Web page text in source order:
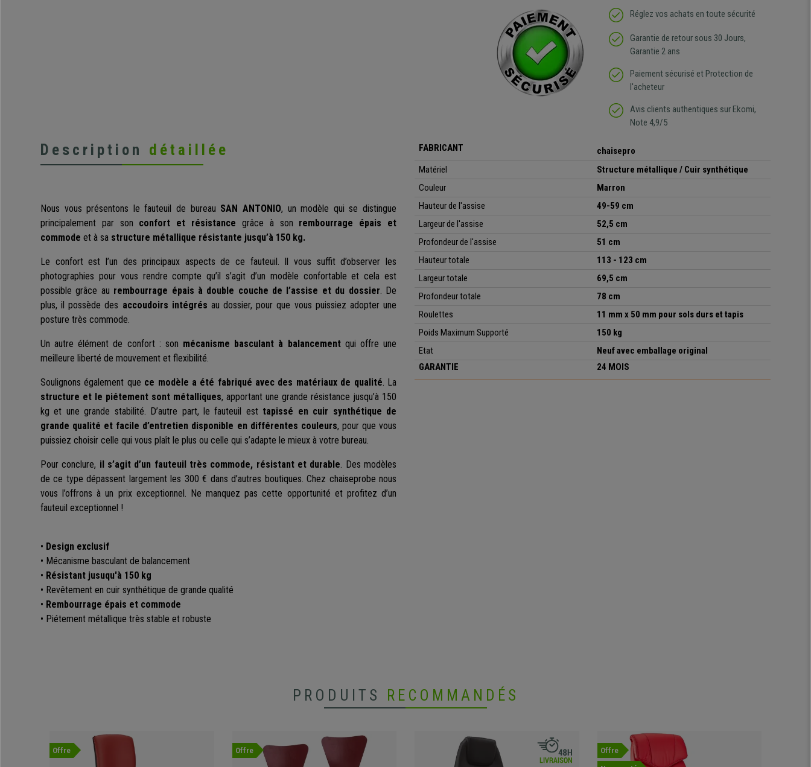
Réglez vos achats en toute sécurité
Garantie de retour sous 30 Jours,
Garantie 2 ans
Paiement sécurisé et Protection de
l'acheteur
Avis clients authentiques sur Ekomi,
Note 4,9/5
Description détaillée
Nous vous présentons le fauteuil de bureau SAN ANTONIO, un modèle qui se distingue
principalement par son confort et résistance grâce à son rembourrage épais et
commode et à sa structure métallique résistante jusqu’à 150 kg.
Le confort est l’un des principaux aspects de ce fauteuil. Il vous suffit d’observer les
photographies pour vous rendre compte qu’il s’agit d’un modèle confortable et cela est
possible grâce au rembourrage épais à double couche de l’assise et du dossier. De
plus, il possède des accoudoirs intégrés au dossier, pour que vous puissiez adopter une
posture très commode.
Un autre élément de confort : son mécanisme basculant à balancementqui offre une
meilleure liberté de mouvement et flexibilité.
Soulignons également que ce modèle a été fabriqué avec des matériaux de qualité. La
structure et le piétement sont métalliques, apportant une grande résistance jusqu’à 150
kg et une grande stabilité. D’autre part, le fauteuil est tapissé en cuir synthétique de
grande qualité et facile d’entretien disponible en différentes couleurs, pour que vous
puissiez choisir celle qui vous plaît le plus ou celle qui s’adapte le mieux à votre bureau.
Pour conclure, il s’agit d’un fauteuil très commode, résistant et durable. Des modèles
de ce type dépassent largement les 300 € dans d’autres boutiques. Chez chaiseprobe nous
vous l’offrons à un prix exceptionnel. Ne manquez pas cette opportunité et profitez d’un
fauteuil exceptionnel !
• Design exclusif
• Mécanisme basculant de balancement
• Résistant jusuqu'à 150 kg
• Revêtement en cuir synthétique de grande qualité
• Rembourrage épais et commode
• Piétement métallique très stable et robuste
FABRICANT
chaisepro
Matériel
Structure métallique / Cuir synthétique
Couleur
Marron
Hauteur de l'assise
49-59 cm
Largeur de l'assise
52,5 cm
Profondeur de l'assise
51 cm
Hauteurtotale
113 - 123 cm
Largeur totale
69,5 cm
Profondeurtotale
78 cm
Roulettes
11 mm x 50 mm pour sols durs et tapis
Poids Maximum Supporté
150 kg
Etat
Neuf avec emballage original
GARANTIE
24 MOIS
PRODUITS RECOMMANDÉS
Offre Offre
Offre